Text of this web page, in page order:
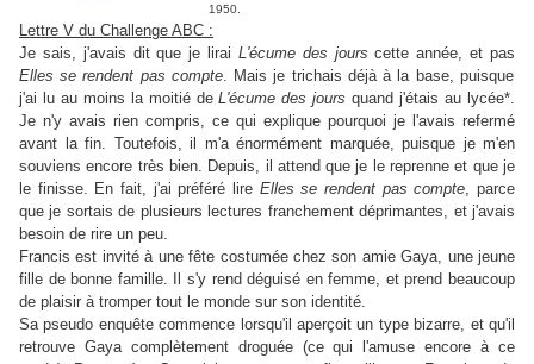
1950.
Lettre V du Challenge ABC :
Je sais, j'avais dit que je lirai L'écume des jours cette année, et pas
Elles se rendent pas compte. Mais je trichais déjà à la base, puisque
j'ai lu au moins la moitié deL'écume des jours quand j'étais au lycée*.
Je n'y avais rien compris, ce qui explique pourquoi je l'avais refermé
avant la fin. Toutefois, il m'a énormément marquée, puisque je m'en
souviens encore très bien. Depuis, il attend que je le reprenne et que je
le finisse. En fait, j'ai préféré lire Elles se rendent pas compte, parce
que je sortais de plusieurs lectures franchement déprimantes, et j'avais
besoin de rire un peu.
Francis est invité à une fête costumée chez son amie Gaya, une jeune
fille de bonne famille. Il s'y rend déguisé en femme, et prend beaucoup
de plaisir à tromper tout le monde sur son identité.
Sa pseudo enquête commence lorsqu'il aperçoit un type bizarre, et qu'il
retrouve Gaya complètement droguée (ce qui l'amuse encore à ce